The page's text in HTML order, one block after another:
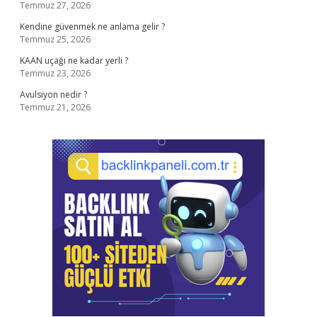
Temmuz 27, 2026
Kendine güvenmek ne anlama gelir ?
Temmuz 25, 2026
KAAN uçağı ne kadar yerli ?
Temmuz 23, 2026
Avulsiyon nedir ?
Temmuz 21, 2026